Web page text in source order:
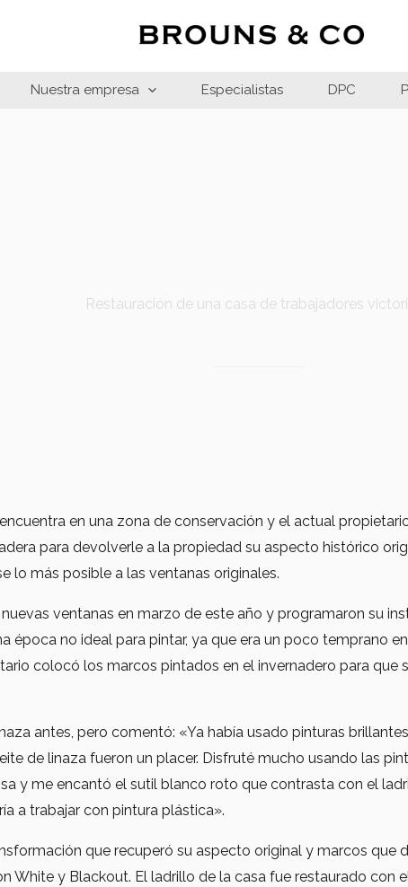
Nuestra empresa Especialistas DPC
Restauración de una casa de trabajadores
en una zona de conservación y el actual
para devolverle a la propiedad su aspecto histórico
lo más posible a las ventanas originales.
ventanas en marzo de este año y programaron su
época no ideal para pintar, ya que era un poco temprano
colocó los marcos pintados en el invernadero para que
antes, pero comentó: «Ya había usado pinturas
de linaza fueron un placer. Disfruté mucho usando las
y me encantó el sutil blanco roto que contrasta con el
a trabajar con pintura plástica».
que recuperó su aspecto original y marcos que
White y Blackout. El ladrillo de la casa fue restaurado con